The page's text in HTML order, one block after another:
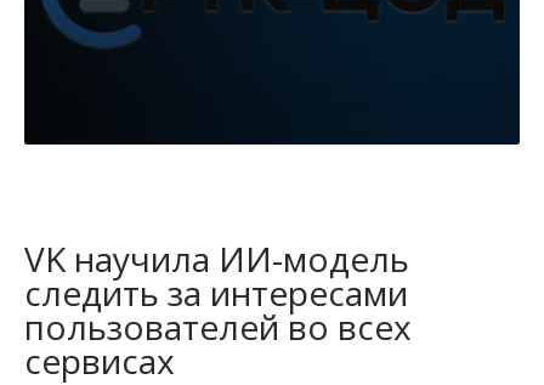
VK научила ИИ-модель
следить за интересами
пользователей во всех
сервисах